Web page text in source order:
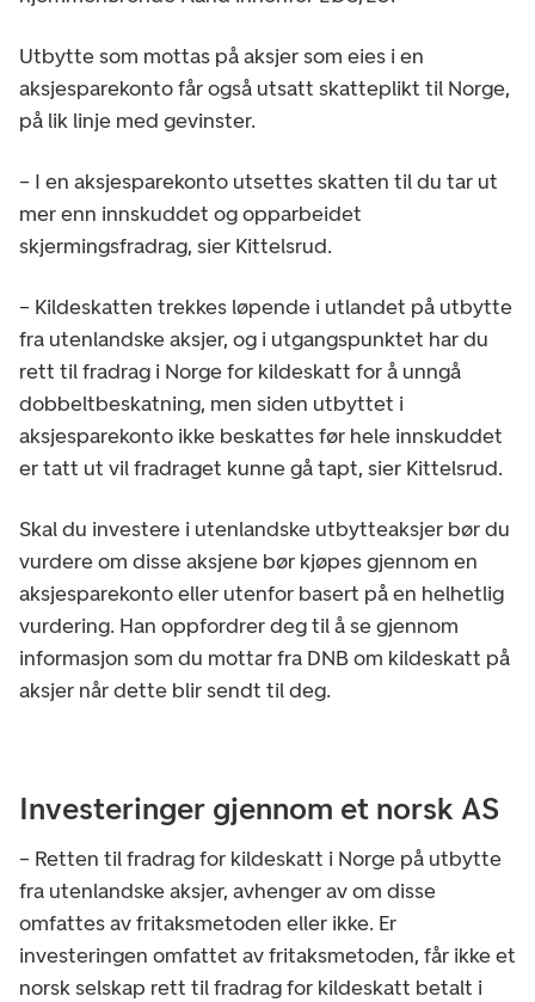
Utbytte som mottas på aksjer som eies i en
aksjesparekonto får også utsatt skatteplikt til Norge,
på lik linje med gevinster.
– I en aksjesparekonto utsettes skatten til du tar ut
mer enn innskuddet og opparbeidet
skjermingsfradrag, sier Kittelsrud.
– Kildeskatten trekkes løpende i utlandet på utbytte
fra utenlandske aksjer, og i utgangspunktet har du
rett til fradrag i Norge for kildeskatt for å unngå
dobbeltbeskatning, men siden utbyttet i
aksjesparekonto ikke beskattes før hele innskuddet
er tatt ut vil fradraget kunne gå tapt, sier Kittelsrud.
Skal du investere i utenlandske utbytteaksjer bør du
vurdere om disse aksjene bør kjøpes gjennom en
aksjesparekonto eller utenfor basert på en helhetlig
vurdering. Han oppfordrer deg til å se gjennom
informasjon som du mottar fra DNB om kildeskatt på
aksjer når dette blir sendt til deg.
Investeringer gjennom et norsk AS
– Retten til fradrag for kildeskatt i Norge på utbytte
fra utenlandske aksjer, avhenger av om disse
omfattes av fritaksmetoden eller ikke. Er
investeringen omfattet av fritaksmetoden, får ikke et
norsk selskap rett til fradrag for kildeskatt betalt i